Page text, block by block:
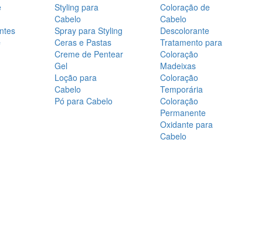
Styling para
Cabelo
Spray para Styling
Ceras e Pastas
Creme de Pentear
Gel
Loção para
Cabelo
Pó para Cabelo
Coloração de
Cabelo
Descolorante
Tratamento para
Coloração
Madeixas
Coloração
Temporária
Coloração
Permanente
Oxidante para
Cabelo